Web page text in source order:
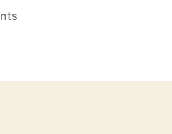
on
Terpercaya